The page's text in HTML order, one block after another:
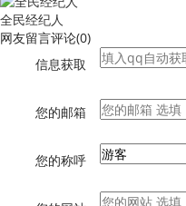
全民经纪人
网友留言评论(0)
信息获取
您的邮箱
您的称呼